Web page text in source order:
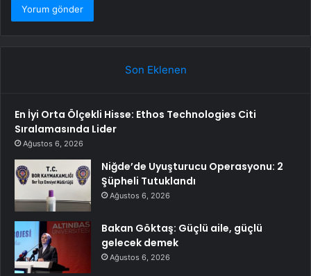
Son Eklenen
En İyi Orta Ölçekli Hisse: Ethos Technologies Citi
Sıralamasında Lider
Ağustos 6, 2026
Niğde’de Uyuşturucu Operasyonu: 2
Şüpheli Tutuklandı
Ağustos 6, 2026
Bakan Göktaş: Güçlü aile, güçlü
gelecek demek
Ağustos 6, 2026